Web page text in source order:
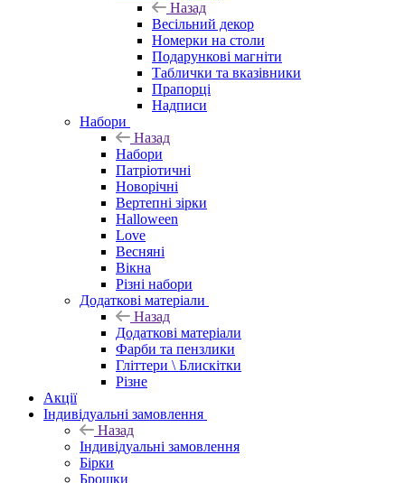
Назад
Весільний декор
Номерки на столи
Подарункові магніти
Таблички та вказівники
Прапорці
Надписи
Набори
Назад
Набори
Патріотичні
Новорічні
Вертепні зірки
Halloween
Love
Весняні
Вікна
Різні набори
Додаткові матеріали
Назад
Додаткові матеріали
Фарби та пензлики
Гліттери \ Блискітки
Різне
Акції
Індивідуальні замовлення
Назад
Індивідуальні замовлення
Бірки
Брошки